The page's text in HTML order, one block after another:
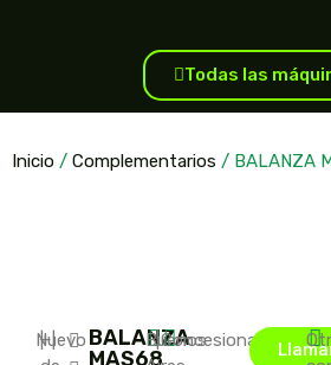
Todas las
Inicio / Complementarios / BALANZA
Nuevo
|+|
BALANZA
MAS68
Buenos
|Concesionario